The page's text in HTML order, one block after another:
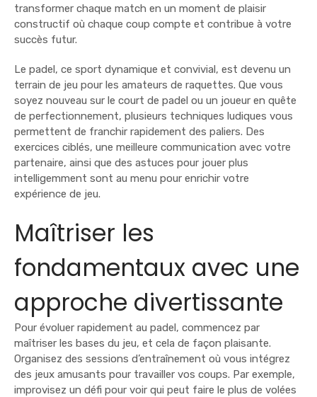
transformer chaque match en un moment de plaisir
constructif où chaque coup compte et contribue à votre
succès futur.
Le padel, ce sport dynamique et convivial, est devenu un
terrain de jeu pour les amateurs de raquettes. Que vous
soyez nouveau sur le court de padel ou un joueur en quête
de perfectionnement, plusieurs techniques ludiques vous
permettent de franchir rapidement des paliers. Des
exercices ciblés, une meilleure communication avec votre
partenaire, ainsi que des astuces pour jouer plus
intelligemment sont au menu pour enrichir votre
expérience de jeu.
Maîtriser les
fondamentaux avec une
approche divertissante
Pour évoluer rapidement au padel, commencez par
maîtriser les bases du jeu, et cela de façon plaisante.
Organisez des sessions d’entraînement où vous intégrez
des jeux amusants pour travailler vos coups. Par exemple,
improvisez un défi pour voir qui peut faire le plus de volées